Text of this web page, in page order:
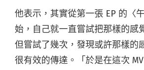
他表示，其實從第一張 EP 的〈
始，自己就一直嘗試把那樣的感
但嘗試了幾次，發現或許那樣的
很有效的傳達。「於是在這次